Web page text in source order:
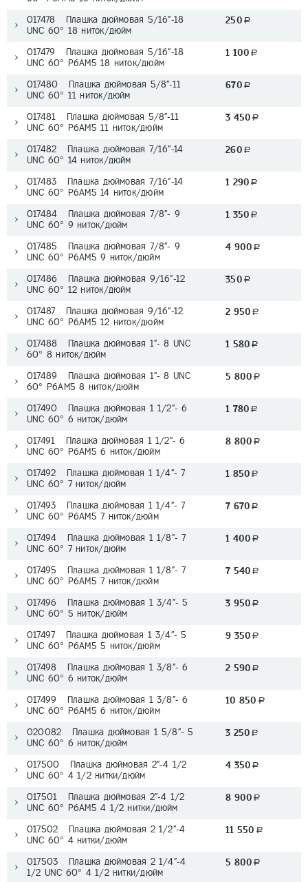
017478 Плашка дюймовая 5/16"-18
UNC 60° 18 ниток/дюйм
250 a
017479 Плашка дюймовая 5/16"-18
UNC 60° Р6АМ5 18 ниток/дюйм
1 100 a
017480 Плашка дюймовая 5/8"-11
UNC 60° 11 ниток/дюйм
670 a
017481 Плашка дюймовая 5/8"-11
UNC 60° Р6АМ5 11 ниток/дюйм
3 450 a
017482 Плашка дюймовая 7/16"-14
UNC 60° 14 ниток/дюйм
260 a
017483 Плашка дюймовая 7/16"-14
UNC 60° Р6АМ5 14 ниток/дюйм
1 290 a
017484 Плашка дюймовая 7/8"- 9
UNC 60° 9 ниток/дюйм
1 350 a
017485 Плашка дюймовая 7/8"- 9
UNC 60° Р6АМ5 9 ниток/дюйм
4 900 a
017486 Плашка дюймовая 9/16"-12
UNC 60° 12 ниток/дюйм
350 a
017487 Плашка дюймовая 9/16"-12
UNC 60° Р6АМ5 12 ниток/дюйм
2 950 a
017488 Плашка дюймовая 1"- 8 UNC
60° 8 ниток/дюйм
1 580 a
017489 Плашка дюймовая 1"- 8 UNC
60° Р6АМ5 8 ниток/дюйм
5 800 a
017490 Плашка дюймовая 1 1/2"- 6
UNC 60° 6 ниток/дюйм
1 780 a
017491 Плашка дюймовая 1 1/2"- 6
UNC 60° Р6АМ5 6 ниток/дюйм
8 800 a
017492 Плашка дюймовая 1 1/4"- 7
UNC 60° 7 ниток/дюйм
1 850 a
017493 Плашка дюймовая 1 1/4"- 7
UNC 60° Р6АМ5 7 ниток/дюйм
7 670 a
017494 Плашка дюймовая 1 1/8"- 7
UNC 60° 7 ниток/дюйм
1 400 a
017495 Плашка дюймовая 1 1/8"- 7
UNC 60° Р6АМ5 7 ниток/дюйм
7 540 a
017496 Плашка дюймовая 1 3/4"- 5
UNC 60° 5 ниток/дюйм
3 950 a
017497 Плашка дюймовая 1 3/4"- 5
UNC 60° Р6АМ5 5 ниток/дюйм
9 350 a
017498 Плашка дюймовая 1 3/8"- 6
UNC 60° 6 ниток/дюйм
2 590 a
017499 Плашка дюймовая 1 3/8"- 6
UNC 60° Р6АМ5 6 ниток/дюйм
10 850 a
020082 Плашка дюймовая 1 5/8"- 5
UNC 60° 6 ниток/дюйм
3 250 a
017500 Плашка дюймовая 2"-4 1/2
UNC 60° 4 1/2 нитки/дюйм
4 350 a
017501 Плашка дюймовая 2"-4 1/2
UNC 60° Р6АМ5 4 1/2 нитки/дюйм
8 900 a
017502 Плашка дюймовая 2 1/2"-4
UNC 60° 4 нитки/дюйм
11 550 a
017503 Плашка дюймовая 2 1/4"-4
1/2 UNC 60° 4 1/2 нитки/дюйм
5 800 a